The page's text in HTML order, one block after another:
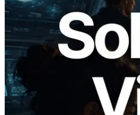
2026.05.24
Validators Solutions
Analyzer — 以 slot